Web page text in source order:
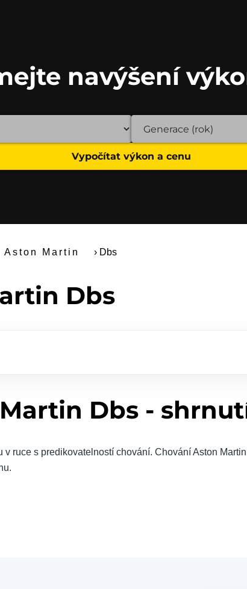
navýšení
Vypočítat výkon a cenu
Aston Martin › Dbs
Dbs
Dbs -
ruce s predikovatelností chování. Chování Aston